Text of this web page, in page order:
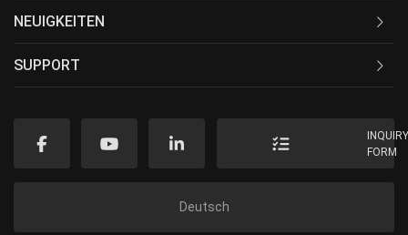
NEUIGKEITEN
SUPPORT
FORM
Deutsch